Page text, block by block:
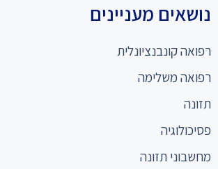
נושאים מעניינים
רפואה קונבנציונלית
רפואה משלימה
תזונה
פסיכולוגיה
מחשבוני תזונה